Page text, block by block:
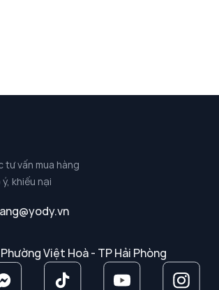
tư vấn mua hàng
khiếu nại
Việt Hoà - TP Hải Phòng